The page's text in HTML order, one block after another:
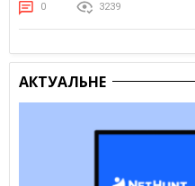
0 3239
АКТУАЛЬНЕ